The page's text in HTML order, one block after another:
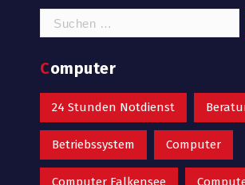
Suchen
nach:
Computer
24 Stunden Notdienst
Betriebssystem Computer
Computer Falkensee